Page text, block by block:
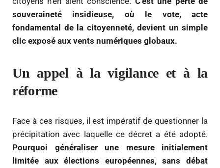
souveraineté insidieuse, où le vote, acte
fondamental de la citoyenneté, devient un simple
clic exposé aux vents numériques globaux.
Un appel à la vigilance et à la
réforme
Face à ces risques, il est impératif de questionner la
précipitation avec laquelle ce décret a été adopté.
Pourquoi généraliser une mesure initialement
limitée aux élections européennes, sans débat